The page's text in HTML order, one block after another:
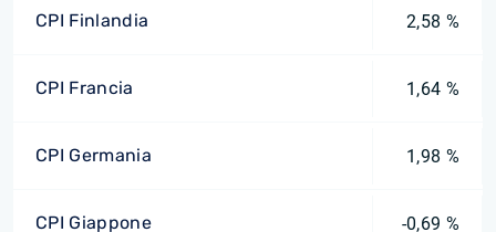
CPI Finlandia 2,58 %
CPI Francia 1,64 %
CPI Germania 1,98 %
CPI Giappone -0,69 %